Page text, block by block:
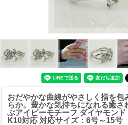
おだやかな曲線がやさしく指を包
らか。豊かな気持ちになれる癒さ
ぶアイビーモチーフ ダイヤモン
K10対応 対応サイズ：6号～15号